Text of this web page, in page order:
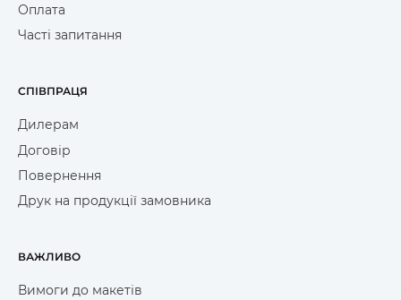
Оплата
Часті запитання
СПІВПРАЦЯ
Дилерам
Договір
Повернення
Друк на продукції замовника
ВАЖЛИВО
Вимоги до макетів